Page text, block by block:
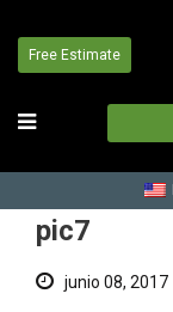
Free Estimate
pic7
junio 08, 2017